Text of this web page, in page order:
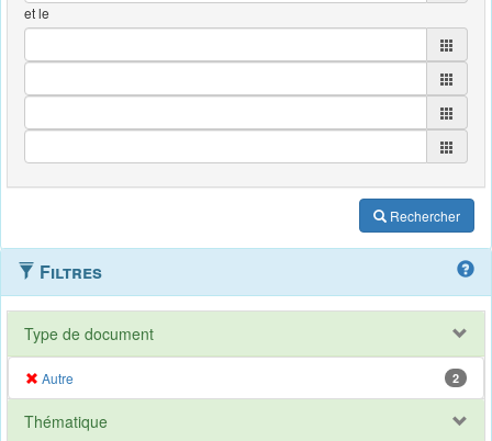
et le
Rechercher
Filtres
Type de document
Autre 2
Thématique